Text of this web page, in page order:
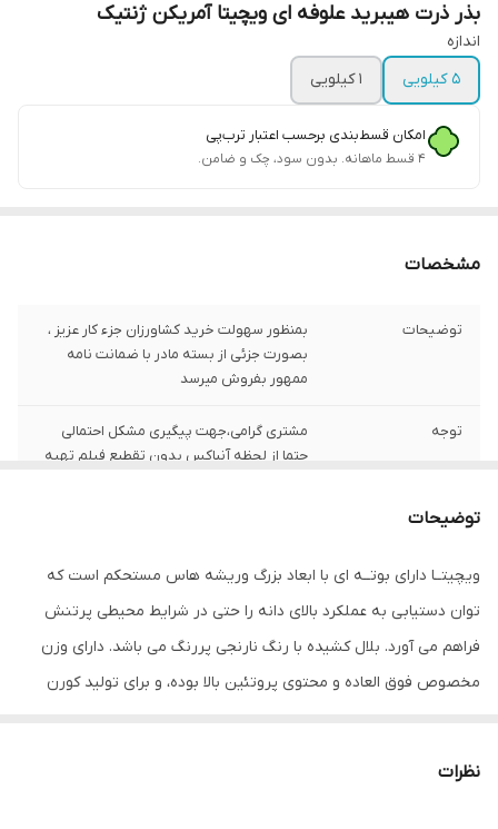
بذر ذرت هیبرید علوفه ای ویچیتا آمریکن ژنتیک
اندازه
5 کیلویی
1 کیلویی
امکان قسط‌بندی برحسب اعتبار ترب‌پی
۴ قسط ماهانه. بدون سود، چک و ضامن.
مشخصات
توضیحات
بمنظور سهولت خرید کشاورزان جزء کار عزیز ،
بصورت جزئی از بسته مادر با ضمانت نامه
ممهور بفروش میرسد
توجه
مشتری گرامی،جهت پیگیری مشکل احتمالی
حتما از لحظه آنباکس بدون تقطیع فیلم تهیه
توضیحات
ویچیتــا دارای بوتــه ای با ابعاد بزرگ وریشه هاس مستحکم است که
توان دستیابی به عملکرد بالای دانه را حتی در شرایط محیطی پرتنش
فراهم می آورد. بلال کشیده با رنگ نارنجی پررنگ می باشد. دارای وزن
مخصوص فوق العاده و محتوی پروتئین بالا بوده، و برای تولید کورن
بالای عملکرد در این هیبرید می شود. ویچیتا برای رشد در خاک های بارور
نظرات